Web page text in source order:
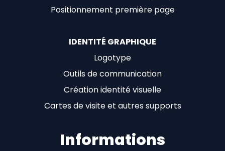
Positionnement première page
IDENTITÉ GRAPHIQUE
Logotype
Outils de communication
Création identité visuelle
Cartes de visite et autres supports
Informations